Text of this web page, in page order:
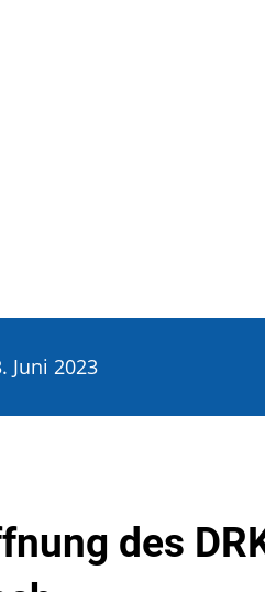
Juni 2023
des